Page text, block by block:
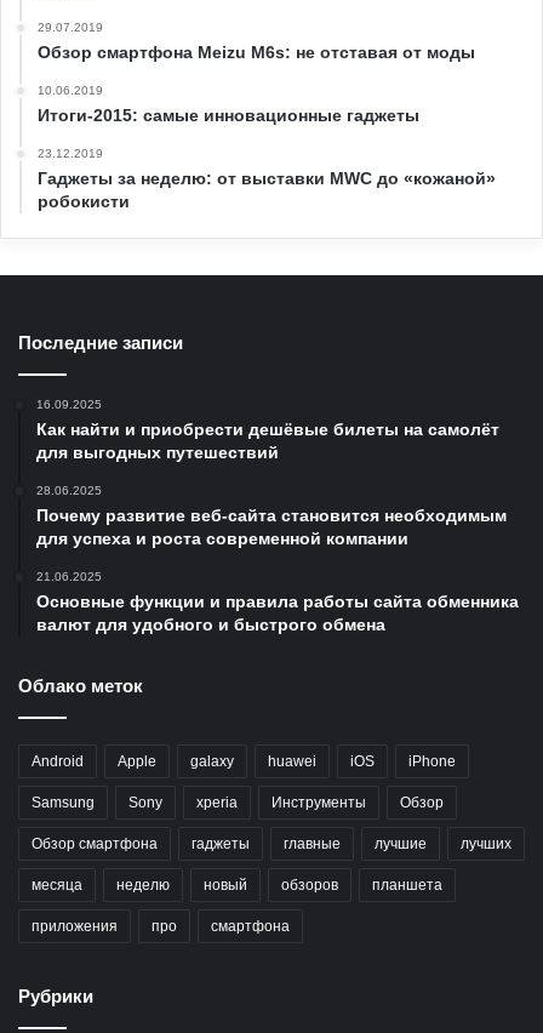
29.07.2019
Обзор смартфона Meizu M6s: не отставая от моды
10.06.2019
Итоги-2015: самые инновационные гаджеты
23.12.2019
Гаджеты за неделю: от выставки MWC до «кожаной»
робокисти
Последние записи
16.09.2025
Как найти и приобрести дешёвые билеты на самолёт
для выгодных путешествий
28.06.2025
Почему развитие веб-сайта становится необходимым
для успеха и роста современной компании
21.06.2025
Основные функции и правила работы сайта обменника
валют для удобного и быстрого обмена
Облако меток
Android Apple galaxy huawei iOS iPhone
Samsung Sony xperia Инструменты Обзор
Обзор смартфона гаджеты главные лучшие лучших
месяца неделю новый обзоров планшета
приложения про смартфона
Рубрики